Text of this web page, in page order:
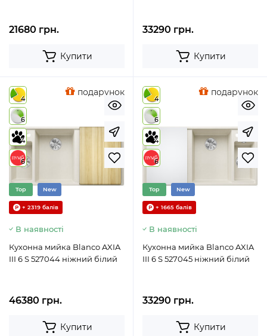
21680 грн.
Купити
33290 грн.
Купити
4
6
4
6
подарунок
Top New
+ 2319 балів
В наявності
Кухонна мийка Blanco AXIA
III 6 S 527044 ніжний білий
46380 грн.
Купити
4
6
4
6
подарунок
Top New
+ 1665 балів
В наявності
Кухонна мийка Blanco AXIA
III 6 S 527045 ніжний білий
33290 грн.
Купити